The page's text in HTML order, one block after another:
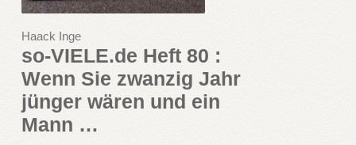
Haack Inge
so-VIELE.de Heft 80 :
Wenn Sie zwanzig Jahr
jünger wären und ein
Mann …